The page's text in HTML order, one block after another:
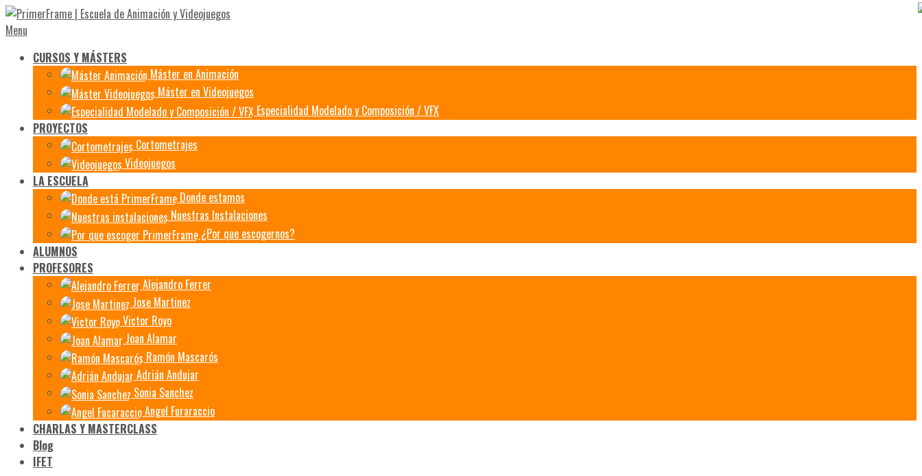
Menu
CURSOS Y MÁSTERS
Máster en Animación
Máster en Videojuegos
Especialidad Modelado y Composición / VFX
PROYECTOS
Cortometrajes
Videojuegos
LA ESCUELA
Donde estamos
Nuestras Instalaciones
¿Por que escogernos?
ALUMNOS
PROFESORES
Alejandro Ferrer
Jose Martinez
Victor Royo
Joan Alamar
Ramón Mascarós
Adrián Andujar
Sonia Sanchez
Angel Furaraccio
CHARLAS Y MASTERCLASS
Blog
IFET